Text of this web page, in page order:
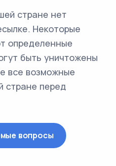
стране нет
Некоторые
определенные
быть уничтожены
все возможные
стране перед
вопросы